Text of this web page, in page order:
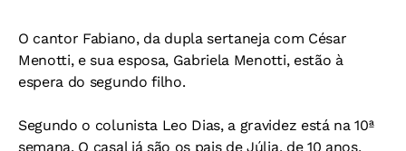
O cantor Fabiano, da dupla sertaneja com César
Menotti, e sua esposa, Gabriela Menotti, estão à
espera do segundo filho.
Segundo o colunista Leo Dias, a gravidez está na 10ª
semana. O casal já são os pais de Júlia, de 10 anos,